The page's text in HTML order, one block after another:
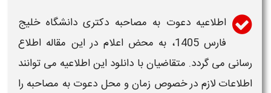
اطلاعیه دعوت به مصاحبه دکتری دانشگاه خلیج
فارس 1405
، به محض اعلام در این مقاله اطلاع
رسانی می گردد. متقاضیان با دانلود ایناطلاعیه می توانند
اطلاعات لازم در خصوص زمان و محل دعوت به مصاحبه را